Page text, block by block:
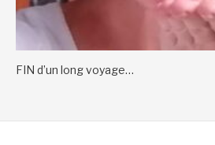
FIN d’un long voyage…